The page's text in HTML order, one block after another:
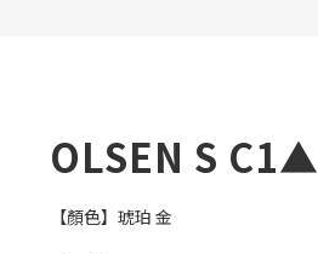
OLSEN S C1▲
【顏色】琥珀 金